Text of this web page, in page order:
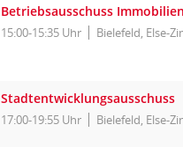
Betriebsausschuss
15:00-15:35 Uhr Bielefeld, Else-
Stadtentwicklungsausschuss
17:00-19:55 Uhr Bielefeld, Else-